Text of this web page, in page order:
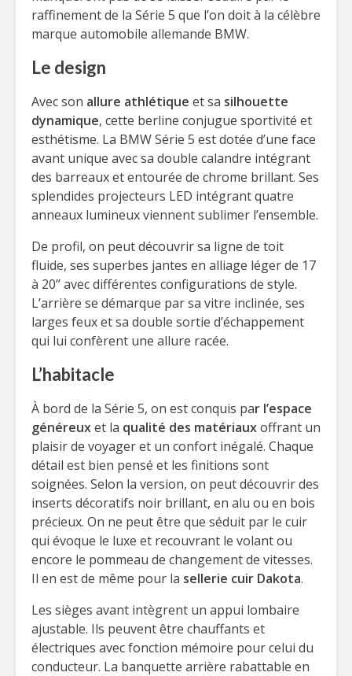
raffinement de la Série 5 que l’on doit à la célèbre
marque automobile allemande BMW.
Le design
Avec son allure athlétique et sa silhouette
dynamique, cette berline conjugue sportivité et
esthétisme. La BMW Série 5 est dotée d’une face
avant unique avec sa double calandre intégrant
des barreaux et entourée de chrome brillant. Ses
splendides projecteurs LED intégrant quatre
anneaux lumineux viennent sublimer l’ensemble.
De profil, on peut découvrir sa ligne de toit
fluide, ses superbes jantes en alliage léger de 17
à 20’’ avec différentes configurations de style.
L’arrière se démarque par sa vitre inclinée, ses
larges feux et sa double sortie d’échappement
qui lui confèrent une allure racée.
L’habitacle
À bord de la Série 5, on est conquis par l’espace
généreuxet la qualité des matériauxoffrant un
plaisir de voyager et un confort inégalé. Chaque
détail est bien pensé et les finitions sont
soignées. Selon la version, on peut découvrir des
inserts décoratifs noir brillant, en alu ou en bois
précieux. On ne peut être que séduit par le cuir
qui évoque le luxe et recouvrant le volant ou
encore le pommeau de changement de vitesses.
Il en est de même pour la sellerie cuir Dakota.
Les sièges avant intègrent un appui lombaire
ajustable. Ils peuvent être chauffants et
électriques avec fonction mémoire pour celui du
conducteur. La banquette arrière rabattable en